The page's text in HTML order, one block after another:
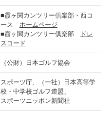
■霞ヶ関カンツリー倶楽部・西コ
ース ホームページ
■霞ヶ関カンツリー倶楽部
ドレ
スコード
（公財）日本ゴルフ協会
スポーツ庁、（一社）日本高等学
校・中学校ゴルフ連盟、
スポーツニッポン新聞社